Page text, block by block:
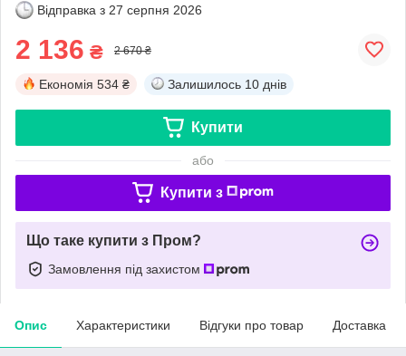
Відправка з 27 серпня 2026
2 136 ₴ 2 670 ₴
Економія 534 ₴ Залишилось 10 днів
Купити
або
Купити з
Що таке купити з Пром?
Замовлення під захистом
Опис Характеристики Відгуки про товар Доставка